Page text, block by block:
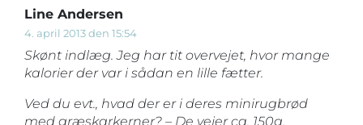
Line Andersen
4. april 2013 den 15:54
Skønt indlæg. Jeg har tit overvejet, hvor mange
kalorier der var i sådan en lille fætter.
Ved du evt., hvad der er i deres minirugbrød
med græskarkerner? – De vejer ca. 150g.